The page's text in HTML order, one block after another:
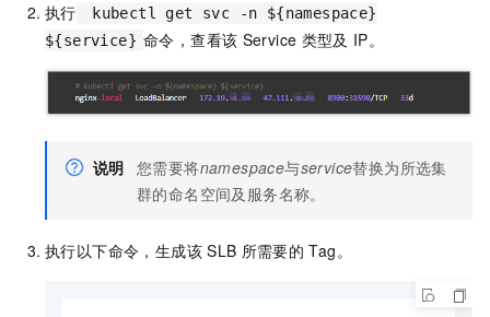
执行
kubectl get svc -n ${namespace}
${service} 命令，查看该 Service 类型及 IP。
说明 您需要将namespace与service替换为所选集
群的命名空间及服务名称。
执行以下命令，生成该 SLB 所需要的 Tag。